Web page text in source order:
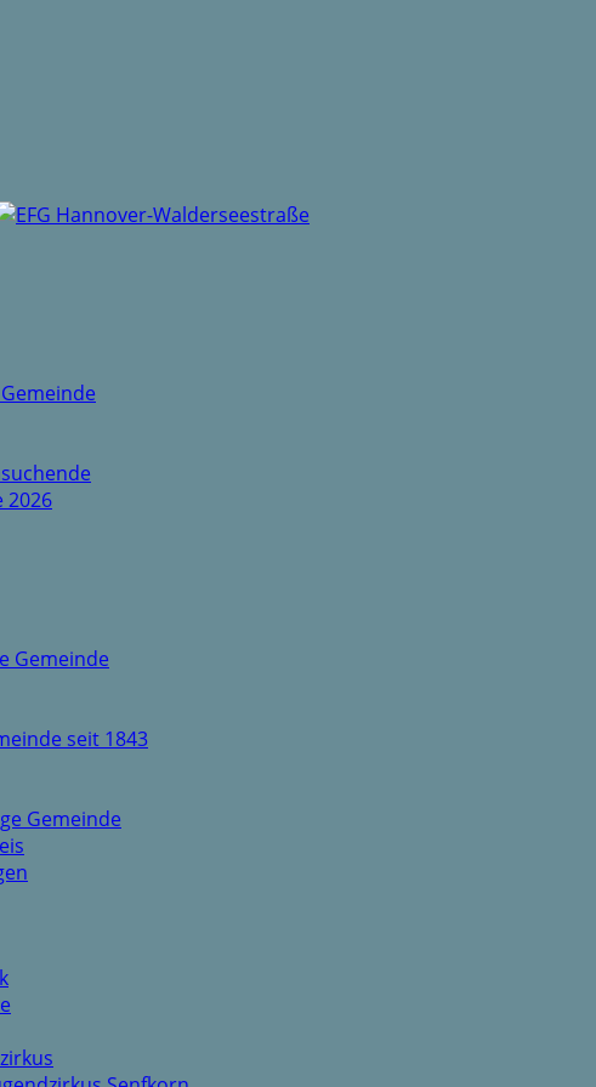
2026
Gemeinde
seit 1843
Gemeinde